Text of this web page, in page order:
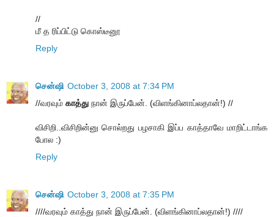
//
மீ த ரிப்பிட்டு கொஸ்டீனூ
Reply
சென்ஷி October 3, 2008 at 7:34 PM
//வரவும் காத்து நான் இருப்பேன். (விளங்கினாப்லதான்!) //
விசிறி..விசிறின்னு சொல்றது பழசாகி இப்ப காத்தாவே மாறிட்டாங்க
போல :)
Reply
சென்ஷி October 3, 2008 at 7:35 PM
////வரவும் காத்து நான் இருப்பேன். (விளங்கினாப்லதான்!) ////